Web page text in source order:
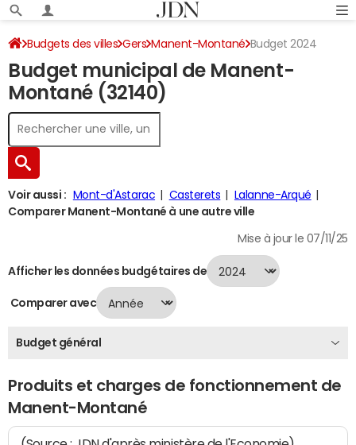
Budgets des villes Gers Manent-Montané Budget 2024
Budget municipal de Manent-
Montané (32140)
Voir aussi : Mont-d'Astarac Casterets
Lalanne-Arqué
Comparer Manent-Montané à une autre ville
Mise à jour le 07/11/25
Afficher les données budgétaires de
Comparer avec
Budget général
Produits et charges de fonctionnement de
Manent-Montané